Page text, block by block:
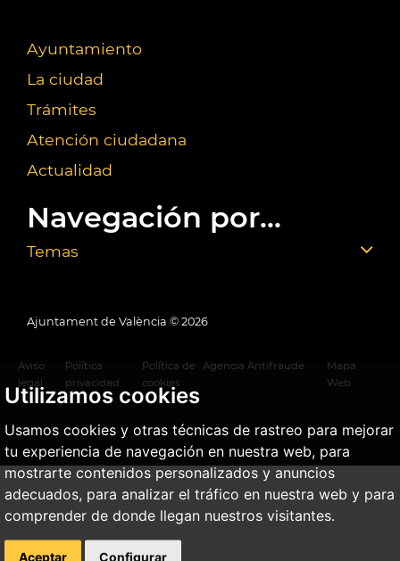
Utilizamos cookies
Usamos cookies y otras técnicas de rastreo para mejorar
tu experiencia de navegación en nuestra web, para
mostrarte contenidos personalizados y anuncios
adecuados, para analizar el tráfico en nuestra web y para
comprender de donde llegan nuestros visitantes.
Aceptar Configurar
Ayuntamiento
La ciudad
Trámites
Atención ciudadana
Actualidad
Navegación por...
Temas
Ajuntament de València © 2026
Aviso
legal
Política
privacidad
Política de
cookies
Agencia Antifraude
Mapa
Web